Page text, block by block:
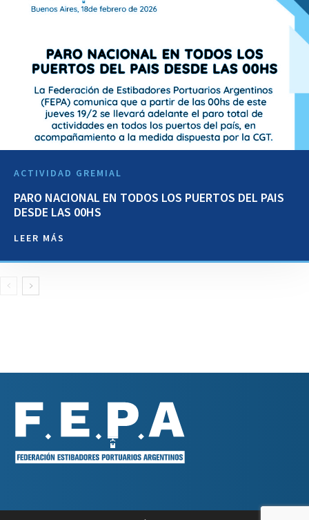
ACTIVIDAD GREMIAL
PARO NACIONAL EN TODOS LOS PUERTOS DEL PAIS
DESDE LAS 00HS
LEER MÁS